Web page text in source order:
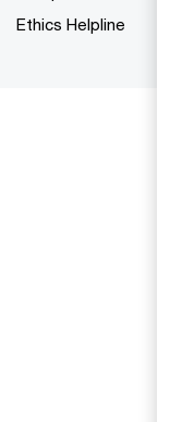
Ethics Helpline